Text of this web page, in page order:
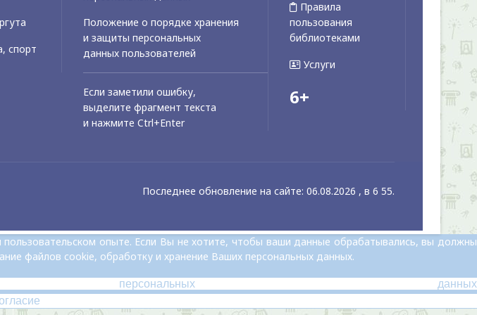
спорт
Положение о порядке хранения
и защиты персональных
данных пользователей
Если заметили ошибку,
выделите фрагмент текста
и нажмите Ctrl+Enter
Правила
пользования
библиотеками
Услуги
6+
Последнее обновление на сайте: 06.08.2026 , в 6 55.
опыте. Если Вы не хотите, чтобы ваши данные обрабатывались, вы должны
файлов cookie, обработку и хранение Ваших персональных данных.
данных